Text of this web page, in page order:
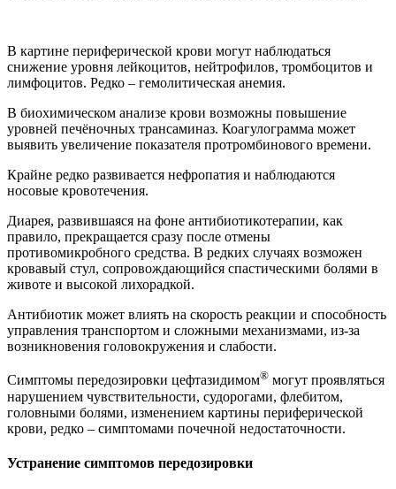
В картине периферической крови могут наблюдаться
снижение уровня лейкоцитов, нейтрофилов, тромбоцитов и
лимфоцитов. Редко – гемолитическая анемия.
В биохимическом анализе крови возможны повышение
уровней печёночных трансаминаз. Коагулограмма может
выявить увеличение показателя протромбинового времени.
Крайне редко развивается нефропатия и наблюдаются
носовые кровотечения.
Диарея, развившаяся на фоне антибиотикотерапии, как
правило, прекращается сразу после отмены
противомикробного средства. В редких случаях возможен
кровавый стул, сопровождающийся спастическими болями в
животе и высокой лихорадкой.
Антибиотик может влиять на скорость реакции и способность
управления транспортом и сложными механизмами, из-за
возникновения головокружения и слабости.
Симптомы передозировки цефтазидимом® могут проявляться
нарушением чувствительности, судорогами, флебитом,
головными болями, изменением картины периферической
крови, редко – симптомами почечной недостаточности.
Устранение симптомов передозировки